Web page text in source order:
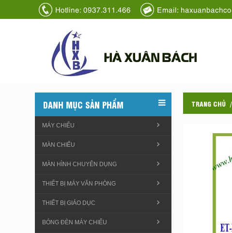
Hotline: 0937.311.466 Email:
HÀ XUÂN BÁCH
TRANG CHỦ
DANH MỤC SẢN PHẨM
MÁY CHIẾU
MÀN CHIẾU
MÀN HÌNH CHUYÊN DỤNG
THIẾT BỊ MÁY VĂN PHÒNG
THIẾT BỊ GIÁO DỤC
BÓNG ĐÈN MÁY CHIẾU